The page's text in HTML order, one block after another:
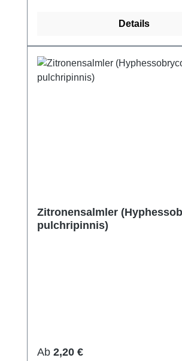
Details
Zitronensalmler
pulchripinnis)
Regulärer Preis:
Ab 2,20 €